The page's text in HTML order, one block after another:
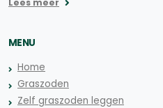
MENU
Home
Graszoden
Zelf graszoden leggen